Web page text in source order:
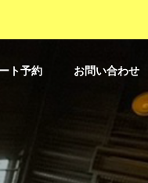
ト予約 お問い合わせ